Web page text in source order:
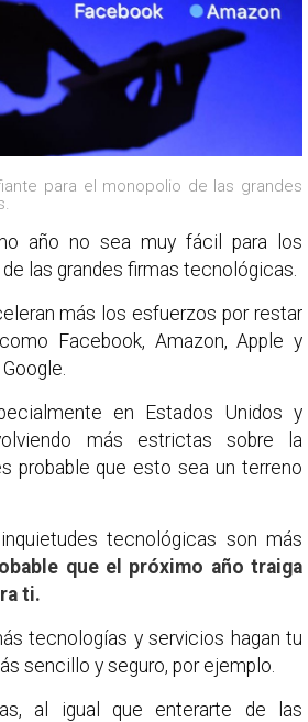
para el monopolio de las grandes
año no sea muy fácil para los
las grandes firmas tecnológicas.
más los esfuerzos por restar
Facebook, Amazon, Apple y
en Estados Unidos y
más estrictas sobre la
probable que esto sea un terreno
tecnológicas son más
que el próximo año traiga
ti.
tecnologías y servicios hagan tu
sencillo y seguro, por ejemplo.
al igual que enterarte de las